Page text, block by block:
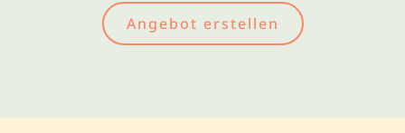
Angebot erstellen